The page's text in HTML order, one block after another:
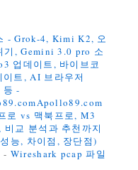
- Grok-4, Kimi K2, 오
기, Gemini 3.0 pro 소
업데이트, 바이브코
이트, AI 브라우저
등 -
로 vs 맥북프로, M3
비교 분석과 추천까지
능, 차이점, 장단점)
- Wireshark pcap 파일